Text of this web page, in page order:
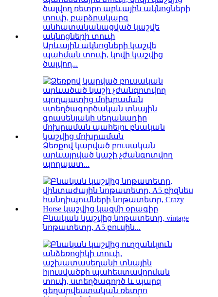
Արևային ակնոցների կաշվե
պահման տուփ, կովի կաշվից
ծալվող...
Ձեռքով կարված բուսական
արևայրված կաշի չժանգոտվող
պողպատ...
Բնական կաշվից նոթատետր, vintage
նոթատետր, A5 բուսին...